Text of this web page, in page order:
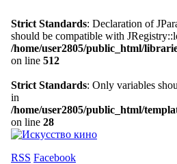
Strict Standards: Declaration of
should be compatible with
/home/user2805/public_html/
on line 512
Strict Standards: Only variables
in
/home/user2805/public_html/
on line 28
RSS Facebook